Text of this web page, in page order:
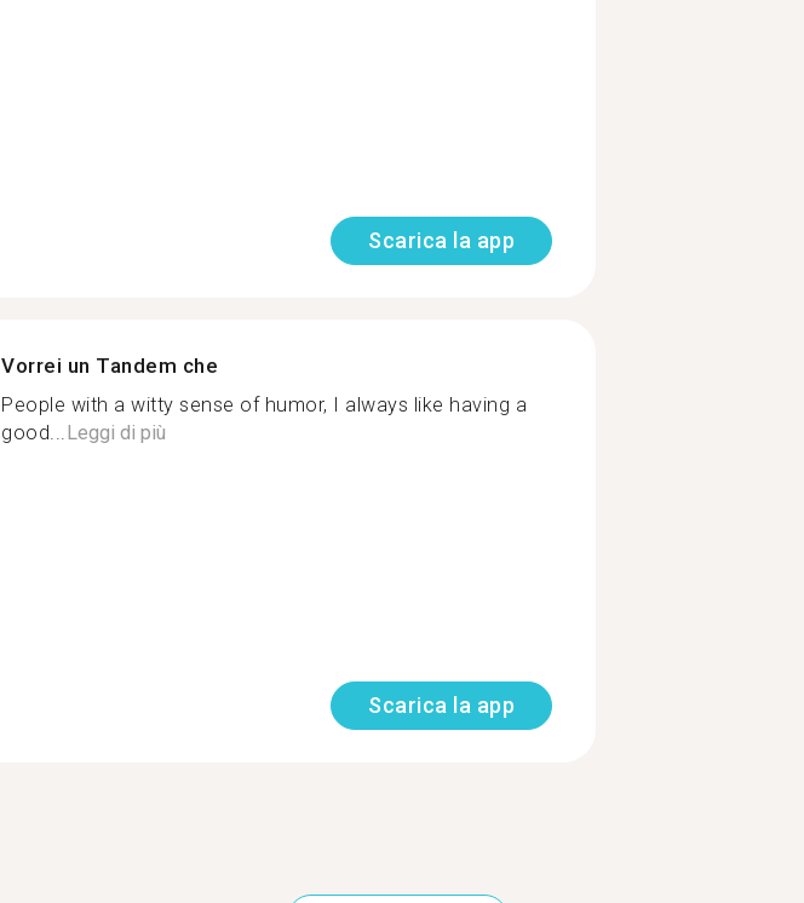
Scarica la app
Vorrei un Tandem che
People with a witty sense of humor, I always like having a
good...Leggi di più
Scarica la app